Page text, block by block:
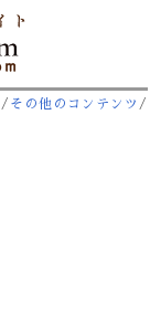
/ その他のコンテンツ /